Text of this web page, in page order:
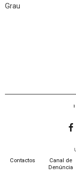
Grau
Contactos
Canal de
Denúncia